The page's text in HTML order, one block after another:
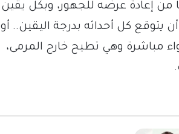
من إعادة عرضه للجهور، وبكل يقين
يتوقع كل أحداثه بدرجة اليقين.. أو
مباشرة وهي تطيح خارج المرمى،